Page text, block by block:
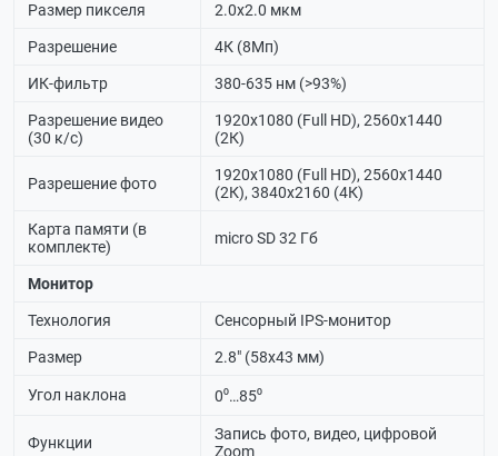
Размер пикселя 2.0х2.0 мкм
Разрешение 4К (8Мп)
ИК-фильтр 380-635 нм (>93%)
Разрешение видео
(30 к/с)
1920x1080 (Full HD), 2560х1440
(2К)
Разрешение фото
1920x1080 (Full HD), 2560х1440
(2К), 3840х2160 (4К)
Карта памяти (в
комплекте)
micro SD 32 Гб
Монитор
Технология Сенсорный IPS-монитор
Размер 2.8" (58х43 мм)
Угол наклона 0⁰…85⁰
Функции
Запись фото, видео, цифровой
Zoom